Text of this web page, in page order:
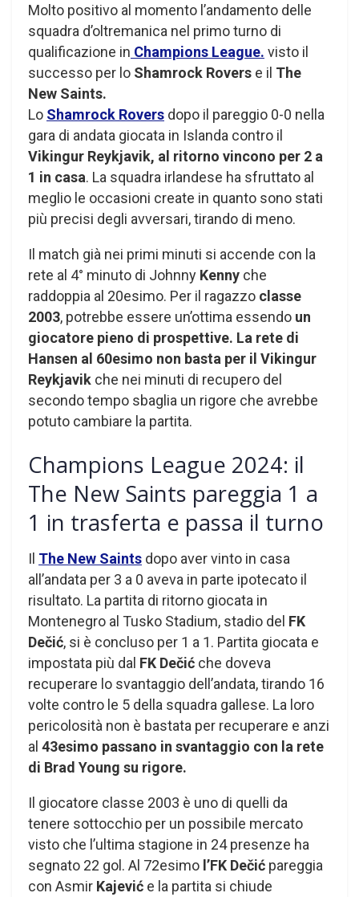
Molto positivo al momento l’andamento delle
squadra d’oltremanica nel primo turno di
qualificazione in Champions League. visto il
successo per lo Shamrock Rovers e il The
New Saints.
Lo Shamrock Rovers dopo il pareggio 0-0 nella
gara di andata giocata in Islanda contro il
Vikingur Reykjavik, al ritorno vincono per 2 a
1 in casa. La squadra irlandese ha sfruttato al
meglio le occasioni create in quanto sono stati
più precisi degli avversari, tirando di meno.
Il match già nei primi minuti si accende con la
rete al 4° minuto di Johnny Kenny che
raddoppia al 20esimo. Per il ragazzo classe
2003, potrebbe essere un’ottima essendo un
giocatore pieno di prospettive. La rete di
Hansen al 60esimo non basta per il Vikingur
Reykjavik che nei minuti di recupero del
secondo tempo sbaglia un rigore che avrebbe
potuto cambiare la partita.
Champions League 2024: il
The New Saints pareggia 1 a
1 in trasferta e passa il turno
Il The New Saints dopo aver vinto in casa
all’andata per 3 a 0 aveva in parte ipotecato il
risultato. La partita di ritorno giocata in
Montenegro al Tusko Stadium, stadio del FK
Dečić, si è concluso per 1 a 1. Partita giocata e
impostata più dal FK Dečić che doveva
recuperare lo svantaggio dell’andata, tirando 16
volte contro le 5 della squadra gallese. La loro
pericolosità non è bastata per recuperare e anzi
al 43esimo passano in svantaggio con la rete
di Brad Young su rigore.
Il giocatore classe 2003 è uno di quelli da
tenere sottocchio per un possibile mercato
visto che l’ultima stagione in 24 presenze ha
segnato 22 gol. Al 72esimo l’FK Dečić pareggia
con Asmir Kajević e la partita si chiude